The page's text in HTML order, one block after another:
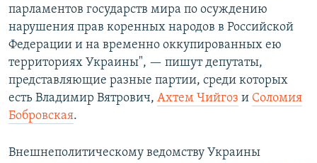
парламентов государств мира по осуждению
нарушения прав коренных народов в Российской
Федерации и на временно оккупированных ею
территориях Украины", — пишут депутаты,
представляющие разные партии, среди которых
есть Владимир Вятрович, Ахтем Чийгоз и Соломия
Бобровская.
Внешнеполитическому ведомству Украины